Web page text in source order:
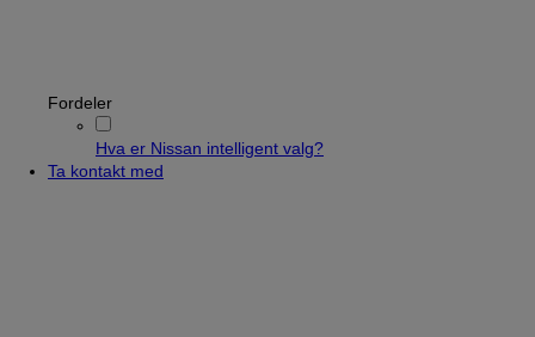
Fordeler
Hva er Nissan intelligent valg?
Ta kontakt med